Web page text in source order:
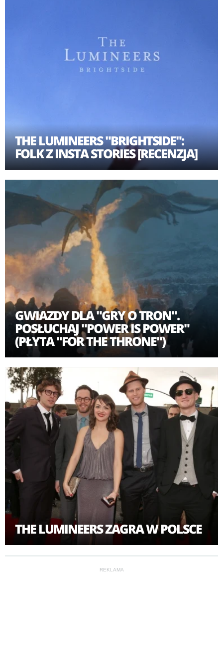
THE LUMINEERS "BRIGHTSIDE":
FOLK Z INSTA STORIES [RECENZJA]
GWIAZDY DLA "GRY O TRON".
POSŁUCHAJ "POWER IS POWER"
(PŁYTA "FOR THE THRONE")
THE LUMINEERS ZAGRA W POLSCE
REKLAMA